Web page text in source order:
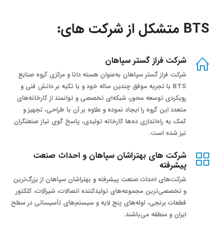
BTS متشکل از شرکت های:
شرکت فراز گستر سپاهان
شرکت فراز گستر سپاهان به‌عنوان هسته دانا و مرکزی گروه صنایع
BTS با تجربه موفق چندین ساله خود و با تکیه بر دانش فنی و
رویکردی توسعه محور، شبکه‌ای تخصصی و توانمند از کارخانه‌های
متعدد این گروه را ایجاد نموده و علاوه بر آن با طراحی، تجهیز و
کمک به راه‌اندازی ده‌ها کارخانه تولیدی، پاسخ گوی نیاز صنعتگران
نیز شده است.
شرکت های بهتراشان سپاهان و احداث صنعت
پیشرفته
شرکت‌های احداث صنعت پیشرفته و بهتراشان سپاهان از بزرگ‌ترین
و تخصصی‌ترین مجموعه‌های تولیدکننده اتصالات، شیرآلات، کلکتور
قطعات برنجی، لوله‌های پنج لایه و سیستم‌های تأسیساتی در سطح
ایران و منطقه می‌باشند.